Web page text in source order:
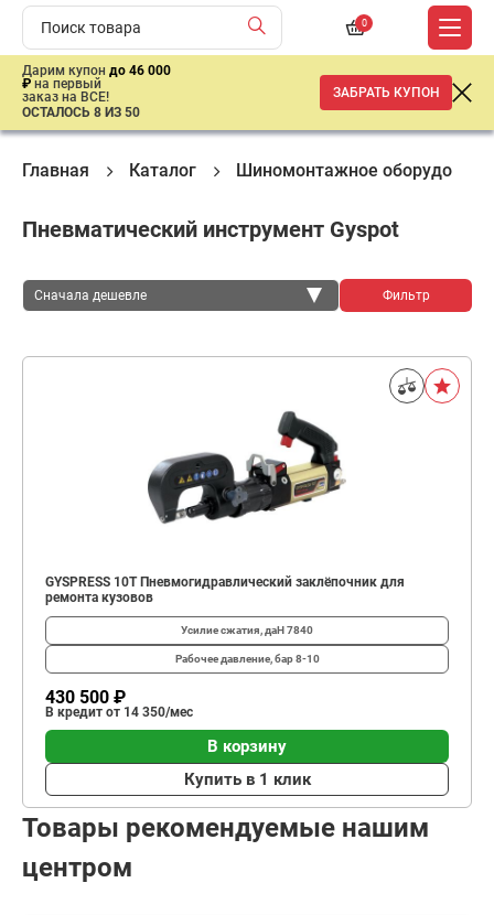
0
Дарим купон до 46 000
₽ на первый
заказ на ВСЕ!
ОСТАЛОСЬ 8 ИЗ 50
ЗАБРАТЬ КУПОН
Главная Каталог Шиномонтажное
Пневматический инструмент Gyspot
Сначала дешевле Фильтр
GYSPRESS 10T Пневмогидравлический заклёпочник для
ремонта кузовов
Усилие сжатия, даН7840
Рабочее давление, бар8-10
430 500 ₽
В кредит от 14 350/мес
В корзину
Купить в 1 клик
Товары рекомендуемые нашим
центром